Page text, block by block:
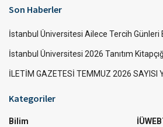
Son Haberler
İstanbul Üniversitesi Ailece Tercih Günleri
İstanbul Üniversitesi 2026 Tanıtım
İLETİM GAZETESİ TEMMUZ 2026 SAYISI
Kategoriler
Bilim